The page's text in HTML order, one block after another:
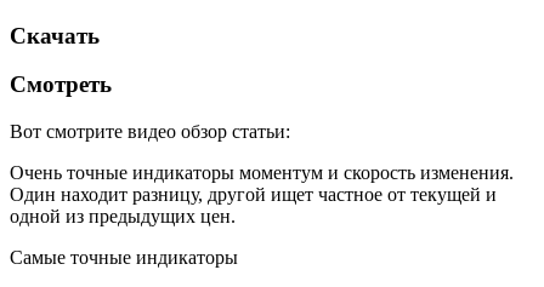
Скачать
Смотреть
Вот смотрите видео обзор статьи:
Очень точные индикаторы моментум и скорость изменения.
Один находит разницу, другой ищет частное от текущей и
одной из предыдущих цен.
Самые точные индикаторы